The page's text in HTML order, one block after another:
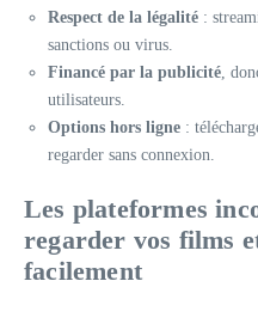
Respect de la légalité :
sanctions ou virus.
Financé par la publicité,
utilisateurs.
Options hors ligne :
regarder sans connexion.
Les plateformes
regarder vos films
facilement